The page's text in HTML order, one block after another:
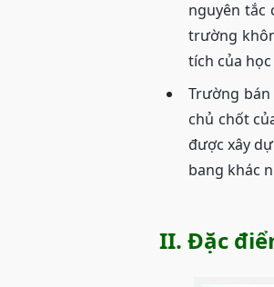
nguyên tắc
trường
tích của
Trường
chủ chốt
được xây
bang khác
II. Đặc